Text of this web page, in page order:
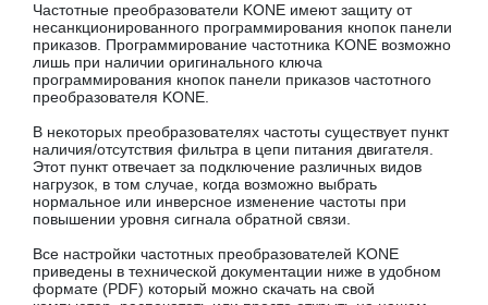
Частотные преобразователи KONE имеют защиту от
несанкционированного программирования кнопок панели
приказов. Программирование частотника KONE возможно
лишь при наличии оригинального ключа
программирования кнопок панели приказов частотного
преобразователя KONE.
В некоторых преобразователях частоты существует пункт
наличия/отсутствия фильтра в цепи питания двигателя.
Этот пункт отвечает за подключение различных видов
нагрузок, в том случае, когда возможно выбрать
нормальное или инверсное изменение частоты при
повышении уровня сигнала обратной связи.
Все настройки частотных преобразователей KONE
приведены в технической документации ниже в удобном
формате (PDF) который можно скачать на свой